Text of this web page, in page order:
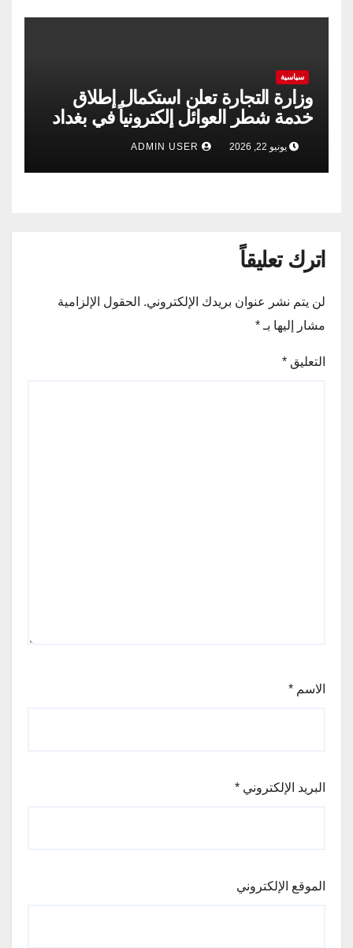
سياسية
وزارة التجارة تعلن استكمال إطلاق
خدمة شطر العوائل إلكترونياً في بغداد
وجميع المحافظات
يونيو 22, 2026
اترك تعليقاً
لن يتم نشر عنوان بريدك الإلكتروني. الحقول الإلزامية
مشار إليها بـ *
التعليق *
الاسم *
البريد الإلكتروني *
الموقع الإلكتروني